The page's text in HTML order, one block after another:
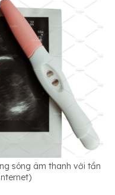
sóng âm thanh với tần